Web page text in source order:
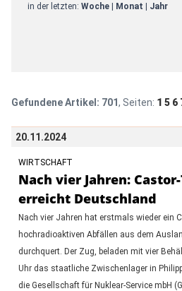
in der letzten: Woche| Monat Jahr
Gefundene Artikel: 701, Seiten: 1 5 6
20.11.2024
WIRTSCHAFT
Nach vier Jahren:
erreicht Deutschland
Nach vier Jahren hat erstmals wieder ein
hochradioaktiven Abfällen aus dem
durchquert. Der Zug, beladen mit vier
Uhr das staatliche Zwischenlager in
die Gesellschaft für Nuklear-Service mbH